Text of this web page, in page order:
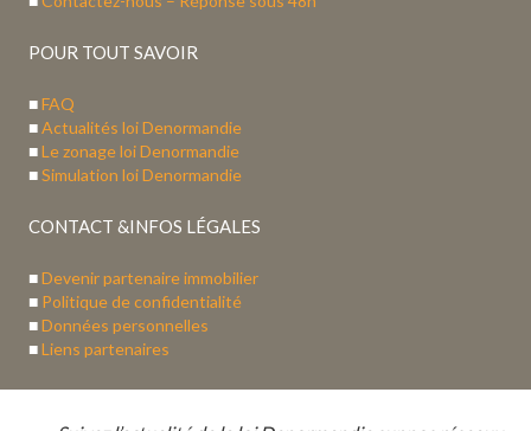
POUR TOUT SAVOIR
■FAQ
■Actualités loi Denormandie
■Le zonage loi Denormandie
■Simulation loi Denormandie
CONTACT &INFOS LÉGALES
■Devenir partenaire immobilier
■ Politique de confidentialité
■Données personnelles
■Liens partenaires